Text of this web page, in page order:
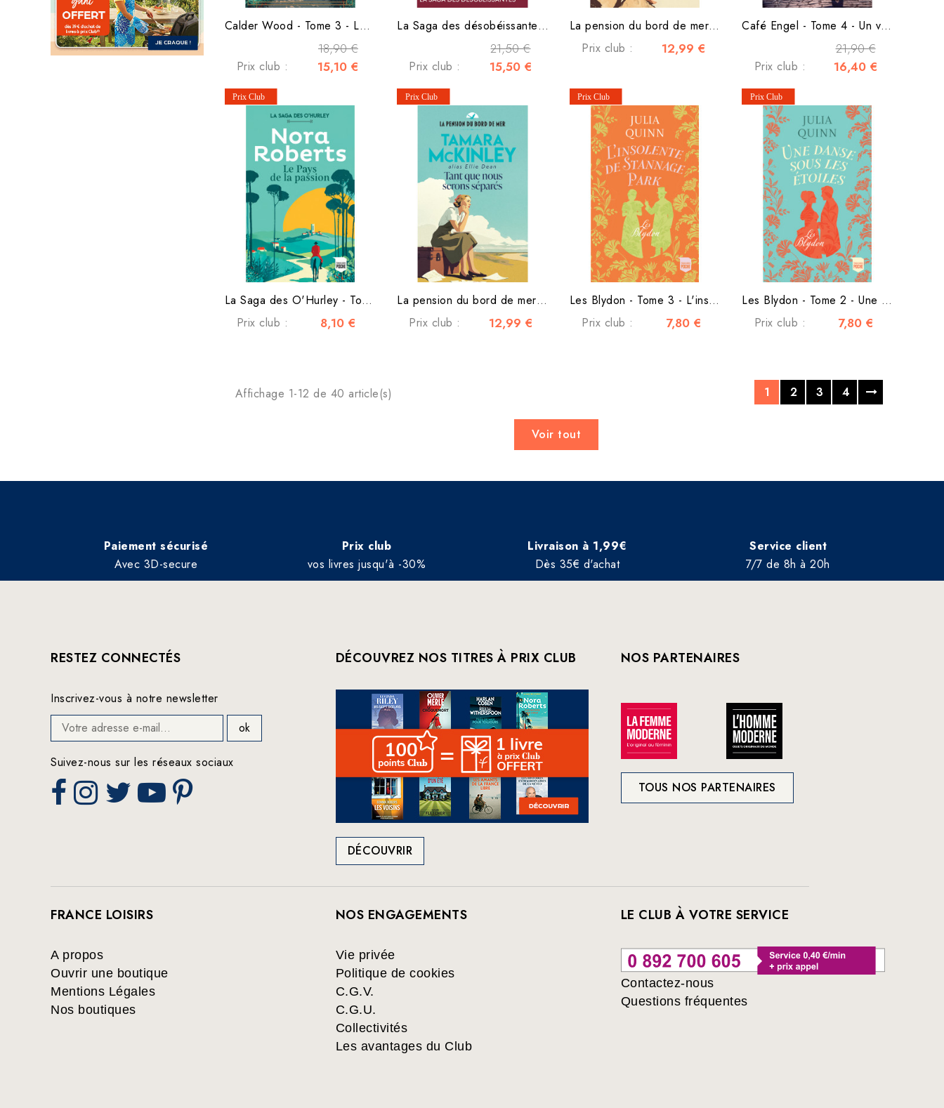
Calder Wood - Tome 3 - Les noces de papier
18,90 €
Prix club : 15,10 €
La Saga des désobéissantes - Tome 4 - Les heures ardentes
21,50 €
Prix club : 15,50 €
La pension du bord de mer - Tome 9 - Avec mes tendres pensées
Prix club :
12,99 €
Café Engel - Tome 4 - Un vent de renouveau
21,90 €
Prix club : 16,40 €
La Saga des O'Hurley - Tome 1 - Le Pays de la passion
Prix club :
8,10 €
La pension du bord de mer - Tome 8 - Tant que nous serons séparés
Prix club :
12,99 €
Les Blydon - Tome 3 - L'insolente de Stannage Park
Prix club :
7,80 €
Les Blydon - Tome 2 - Une danse sous les étoiles
Prix club :
7,80 €
Affichage 1-12 de 40 article(s) 1 2 3 4
Voir tout
Paiement sécurisé
Avec 3D-secure
Prix club
vos livres jusqu'à -30%
Livraison à 1,99€
Dès 35€ d'achat
Service client
7/7 de 8h à 20h
RESTEZ CONNECTÉS
Inscrivez-vous à notre newsletter
Suivez-nous sur les réseaux sociaux
DÉCOUVREZ NOS TITRES À PRIX CLUB
DÉCOUVRIR
NOS PARTENAIRES
TOUS NOS PARTENAIRES
FRANCE LOISIRS
A propos
Ouvrir une boutique
Mentions Légales
Nos boutiques
NOS ENGAGEMENTS
Vie privée
Politique de cookies
C.G.V.
C.G.U.
Collectivités
Les avantages du Club
LE CLUB À VOTRE SERVICE
Contactez-nous
Questions fréquentes